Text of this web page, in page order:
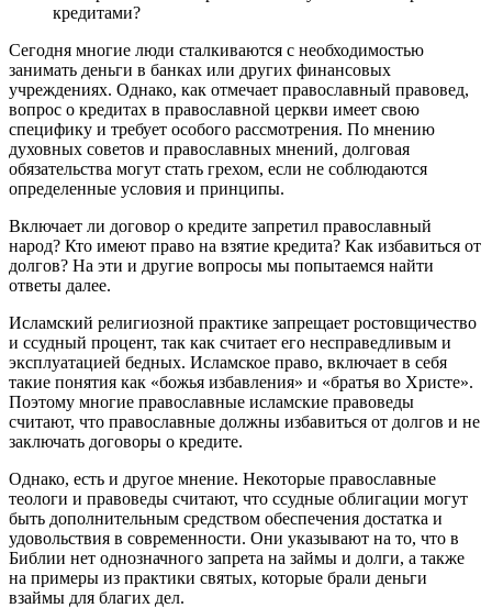
кредитами?
Сегодня многие люди сталкиваются с необходимостью
занимать деньги в банках или других финансовых
учреждениях. Однако, как отмечает православный правовед,
вопрос о кредитах в православной церкви имеет свою
специфику и требует особого рассмотрения. По мнению
духовных советов и православных мнений, долговая
обязательства могут стать грехом, если не соблюдаются
определенные условия и принципы.
Включает ли договор о кредите запретил православный
народ? Кто имеют право на взятие кредита? Как избавиться от
долгов? На эти и другие вопросы мы попытаемся найти
ответы далее.
Исламский религиозной практике запрещает ростовщичество
и ссудный процент, так как считает его несправедливым и
эксплуатацией бедных. Исламское право, включает в себя
такие понятия как «божья избавления» и «братья во Христе».
Поэтому многие православные исламские правоведы
считают, что православные должны избавиться от долгов и не
заключать договоры о кредите.
Однако, есть и другое мнение. Некоторые православные
теологи и правоведы считают, что ссудные облигации могут
быть дополнительным средством обеспечения достатка и
удовольствия в современности. Они указывают на то, что в
Библии нет однозначного запрета на займы и долги, а также
на примеры из практики святых, которые брали деньги
взаймы для благих дел.